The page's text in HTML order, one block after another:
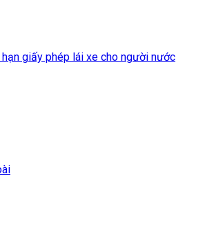
hạn giấy phép lái xe cho người nước